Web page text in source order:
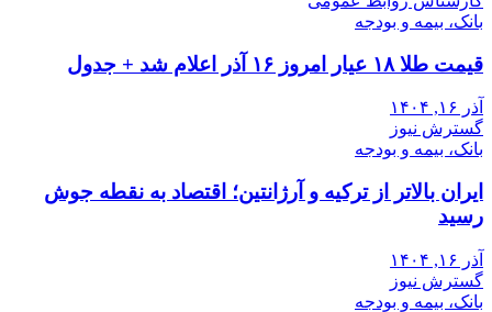
بانک، بیمه و بودجه
قیمت طلا ۱۸ عیار امروز ۱۶ آذر اعلام شد + جدول
آذر ۱۶, ۱۴۰۴
گسترش نیوز
بانک، بیمه و بودجه
ایران بالاتر از ترکیه و آرژانتین؛ اقتصاد به نقطه جوش
رسید
آذر ۱۶, ۱۴۰۴
گسترش نیوز
بانک، بیمه و بودجه